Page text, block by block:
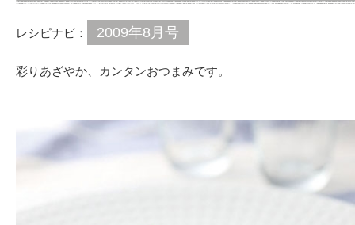
レシピナビ： 2009年8月号
彩りあざやか、カンタンおつまみです。